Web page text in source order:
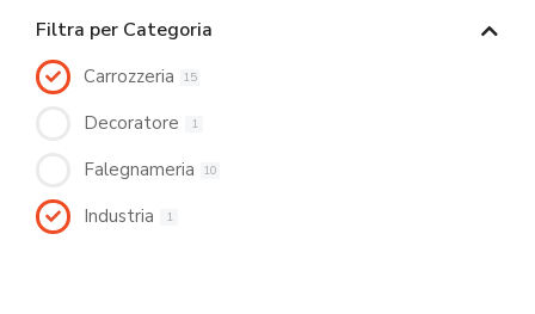
Filtra per Categoria
Carrozzeria 15
Decoratore 1
Falegnameria 10
Industria 1